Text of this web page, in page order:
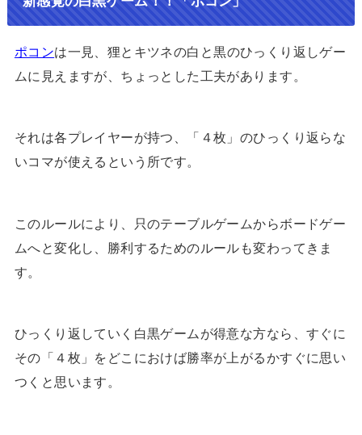
ポコンは一見、狸とキツネの白と黒のひっくり返しゲー
ムに見えますが、ちょっとした工夫があります。
それは各プレイヤーが持つ、「４枚」のひっくり返らな
いコマが使えるという所です。
このルールにより、只のテーブルゲームからボードゲー
ムへと変化し、勝利するためのルールも変わってきま
す。
ひっくり返していく白黒ゲームが得意な方なら、すぐに
その「４枚」をどこにおけば勝率が上がるかすぐに思い
つくと思います。